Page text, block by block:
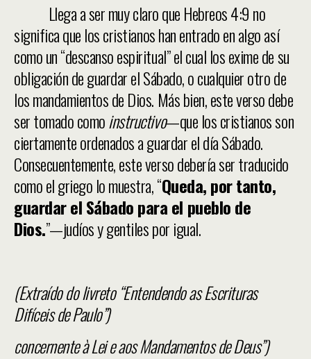
Llega a ser muy claro que Hebreos 4:9 no
significa que los cristianos han entrado en algo así
como un “descanso espiritual” el cual los exime de su
obligación de guardar el Sábado, o cualquier otro de
los mandamientos de Dios. Más bien, este verso debe
ser tomado comoinstructivo—que los cristianos son
ciertamente ordenados a guardar el día Sábado.
Consecuentemente, este verso debería ser traducido
como el griego lo muestra, “Queda, por tanto,
guardar el Sábado para el pueblo de
Dios.”—judíos y gentiles por igual.
(Extraído do livreto “Entendendo as Escrituras
Difíceis de Paulo”)
concernente à Lei e aos Mandamentos de Deus”)